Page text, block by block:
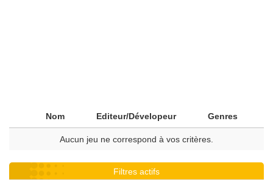
Nom Editeur/Dévelopeur Genres
Aucun jeu ne correspond à vos critères.
Filtres actifs